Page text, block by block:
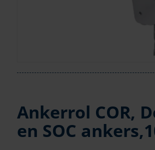
Ankerrol COR,
en SOC